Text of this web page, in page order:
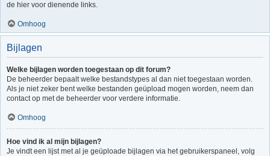
de hier voor dienende links.
Omhoog
Bijlagen
Welke bijlagen worden toegestaan op dit forum?
De beheerder bepaalt welke bestandstypes al dan niet toegestaan worden.
Als je niet zeker bent welke bestanden geüpload mogen worden, neem dan
contact op met de beheerder voor verdere informatie.
Omhoog
Hoe vind ik al mijn bijlagen?
Je vindt een lijst met al je geüploade bijlagen via het gebruikerspaneel, volg